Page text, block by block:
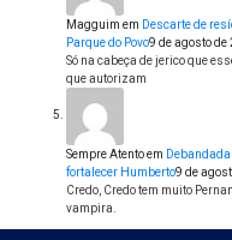
Magguim em Descarte de
Parque do Povo9 de agosto de
Só na cabeça de jerico que
que autorizam
Sempre Atentoem
fortalecer Humberto9 de
Credo, Credo tem muito
vampira.